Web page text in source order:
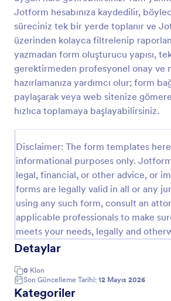
Jotform hesabınıza kaydedilir,
süreciniz tek bir yerde toplanır ve
üzerinden kolayca filtrelenip
yazmadan form oluşturucu yapısı,
gerektirmeden profesyonel onay ve
hazırlamanıza yardımcı olur; form
paylaşarak veya web sitenize
hızlıca toplamaya başlayabilirsiniz.
Disclaimer: The form templates
informational purposes only.
legal, financial, or other advice, or
forms are legally valid in all or any
using any such form, consult an
applicable professionals to make
meets your needs, legally and
Detaylar
0 Klon
Son Güncelleme Tarihi: 12 Mayıs 2026
Kategoriler
etmek amacıyla kullanılan bir hizmet
formudur. Otel veya havayolu
hizmetleriniz için oldukça kullanışlı
Hizmetinizi ileri seviyelere taşır!
Go to Category:
Seyahat Rezervasyon Formları
Şablon Kullan
Önizleme